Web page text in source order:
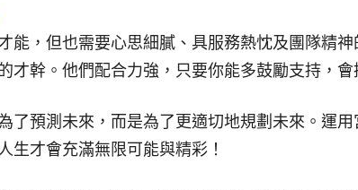
能，但也需要心思細膩、具服務熱忱及團隊精神
才幹。他們配合力強，只要你能多鼓勵支持，會
了預測未來，而是為了更適切地規劃未來。運
生才會充滿無限可能與精彩！